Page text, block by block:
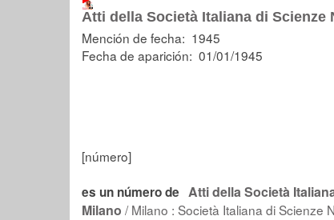
Atti della Società Italiana di
Mención de fecha: 1945
Fecha de aparición: 01/01/1945
[número]
es un número de Atti della Società
Milano / Milano : Società Italiana di Scienze